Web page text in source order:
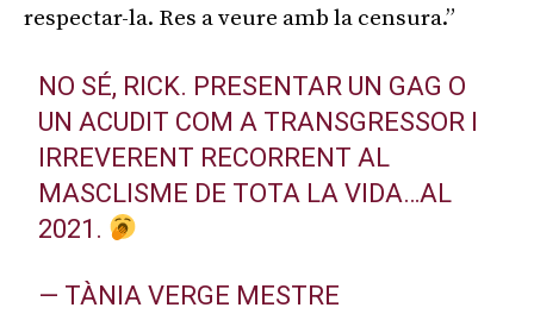
respectar-la. Res a veure amb la censura.”
NO SÉ, RICK. PRESENTAR UN GAG O
UN ACUDIT COM A TRANSGRESSOR I
IRREVERENT RECORRENT AL
MASCLISME DE TOTA LA VIDA…AL
2021.
— TÀNIA VERGE MESTRE